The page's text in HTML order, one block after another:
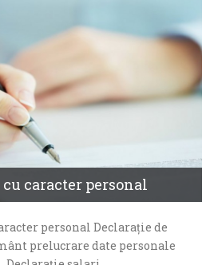
cu caracter personal
personal Declarație de
prelucrare date personale